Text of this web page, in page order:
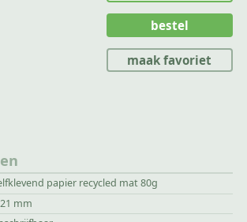
papier recycled mat 80g
mm
bestel
maak favoriet